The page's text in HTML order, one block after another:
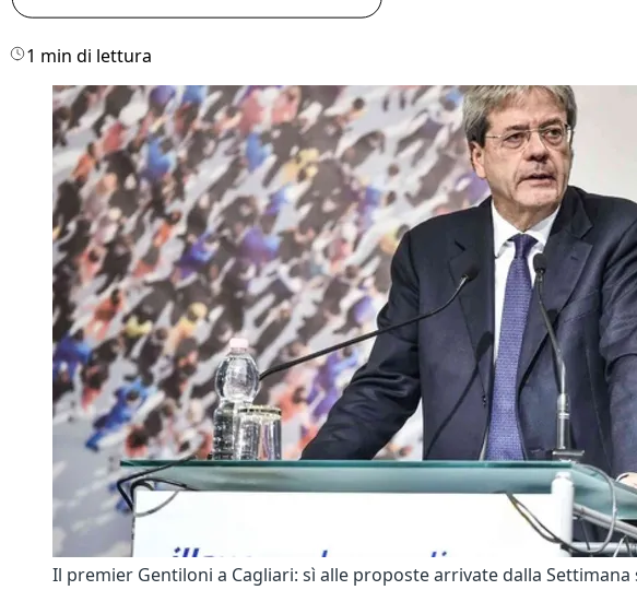
1 min di lettura
Il premier Gentiloni a Cagliari: sì alle proposte arrivate dalla Settimana